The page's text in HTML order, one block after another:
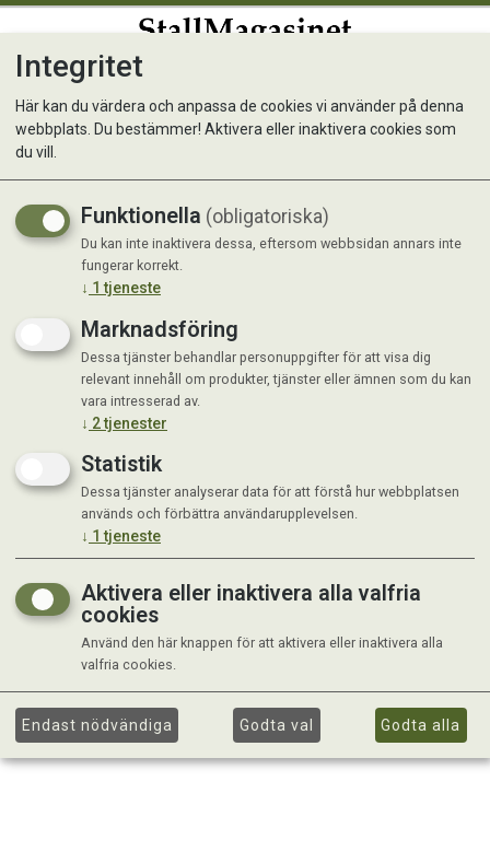
Kunde inte hitta produkten
Integritet
Här kan du värdera och anpassa de cookies vi använder på denna
webbplats. Du bestämmer! Aktivera eller inaktivera cookies som
du vill.
Funktionella (obligatoriska)
Du kan inte inaktivera dessa, eftersom webbsidan annars inte
fungerar korrekt.
↓ 1 tjeneste
Marknadsföring
Dessa tjänster behandlar personuppgifter för att visa dig
relevant innehåll om produkter, tjänster eller ämnen som du kan
vara intresserad av.
↓ 2tjenester
Statistik
Dessa tjänster analyserar data för att förstå hur webbplatsen
används och förbättra användarupplevelsen.
↓ 1 tjeneste
Aktivera eller inaktivera alla valfria
cookies
Använd den här knappen för att aktivera eller inaktivera alla
valfria cookies.
Endast nödvändiga Godta val Godta alla